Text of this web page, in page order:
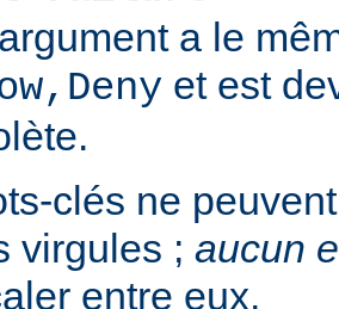
a le
et est
clés ne
virgules ; aucun
entre eux.